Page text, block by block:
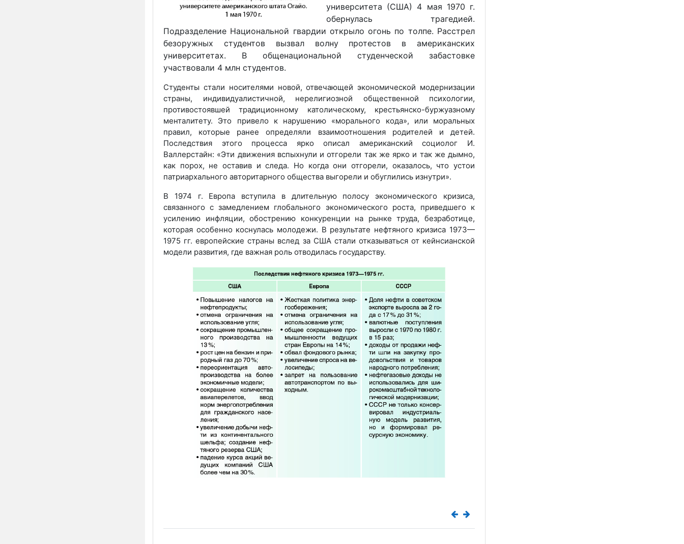
университета (США) 4 мая 1970 г.
обернулась трагедией.
Подразделение Национальной гвардии открыло огонь по толпе. Расстрел
безоружных студентов вызвал волну протестов в американских
университетах. В общенациональной студенческой забастовке
участвовали 4 млн студентов.
Студенты стали носителями новой, отвечающей экономической модернизации
страны, индивидуалистичной, нерелигиозной общественной психологии,
противостоявшей традиционному католическому, крестьянско-буржуазному
менталитету. Это привело к нарушению «морального кода», или моральных
правил, которые ранее определяли взаимоотношения родителей и детей.
Последствия этого процесса ярко описал американский социолог И.
Валлерстайн: «Эти движения вспыхнули и отгорели так же ярко и так же дымно,
как порох, не оставив и следа. Но когда они отгорели, оказалось, что устои
патриархального авторитарного общества выгорели и обуглились изнутри».
В 1974 г. Европа вступила в длительную полосу экономического кризиса,
связанного с замедлением глобального экономического роста, приведшего к
усилению инфляции, обострению конкуренции на рынке труда, безработице,
которая особенно коснулась молодежи. В результате нефтяного кризиса 1973—
1975 гг. европейские страны вслед за США стали отказываться от кейнсианской
модели развития, где важная роль отводилась государству.